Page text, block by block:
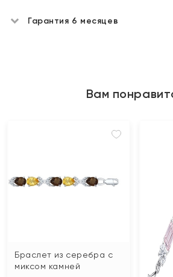
Гарантия 6 месяцев
Вам
Браслет из серебра с
миксом камней